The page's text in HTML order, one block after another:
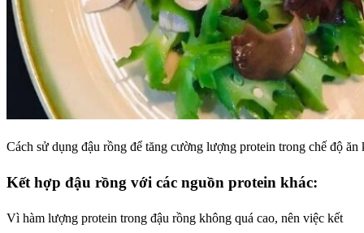
Cách sử dụng đậu rồng để tăng cường lượng protein trong chế độ ăn
Kết hợp đậu rồng với các nguồn protein khác:
Vì hàm lượng protein trong đậu rồng không quá cao, nên việc kết